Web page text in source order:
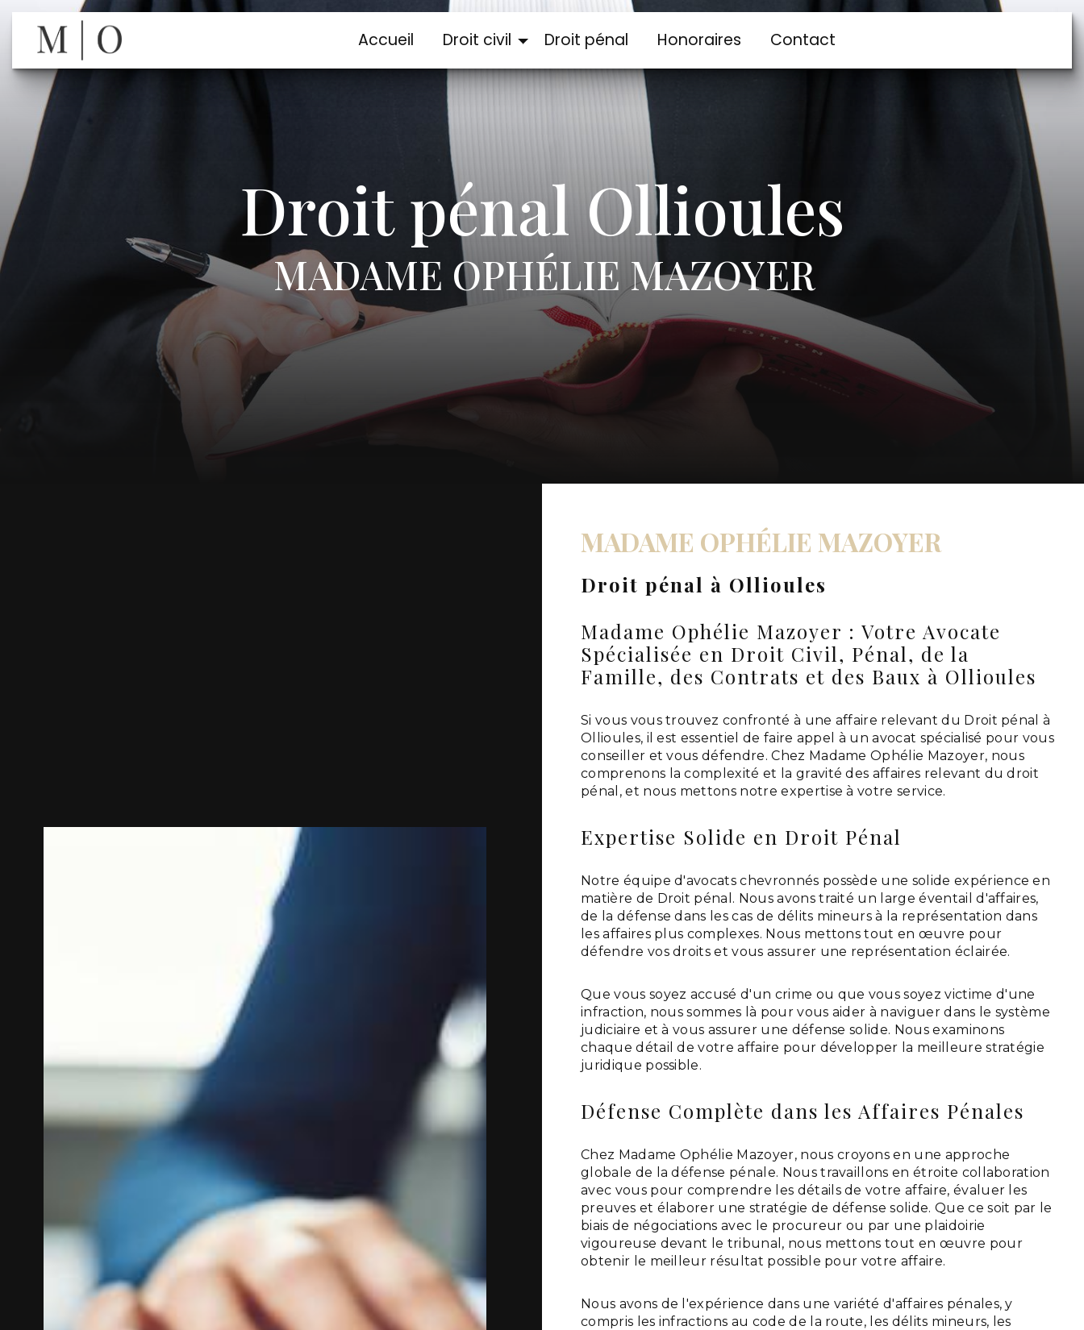
Accueil Droit civil Droit pénal Honoraires Contact
Droit pénal Ollioules
MADAME OPHÉLIE MAZOYER
MADAME OPHÉLIE MAZOYER
Droit pénal à Ollioules
Madame Ophélie Mazoyer : Votre Avocate
Spécialisée en Droit Civil, Pénal, de la
Famille, des Contrats et des Baux à Ollioules
Si vous vous trouvez confronté à une affaire relevant du Droit pénal à
Ollioules, il est essentiel de faire appel à un avocat spécialisé pour vous
conseiller et vous défendre. Chez Madame Ophélie Mazoyer, nous
comprenons la complexité et la gravité des affaires relevant du droit
pénal, et nous mettons notre expertise à votre service.
Expertise Solide en Droit Pénal
Notre équipe d'avocats chevronnés possède une solide expérience en
matière de Droit pénal. Nous avons traité un large éventail d'affaires,
de la défense dans les cas de délits mineurs à la représentation dans
les affaires plus complexes. Nous mettons tout en œuvre pour
défendre vos droits et vous assurer une représentation éclairée.
Que vous soyez accusé d'un crime ou que vous soyez victime d'une
infraction, nous sommes là pour vous aider à naviguer dans le système
judiciaire et à vous assurer une défense solide. Nous examinons
chaque détail de votre affaire pour développer la meilleure stratégie
juridique possible.
Défense Complète dans les Affaires Pénales
Chez Madame Ophélie Mazoyer, nous croyons en une approche
globale de la défense pénale. Nous travaillons en étroite collaboration
avec vous pour comprendre les détails de votre affaire, évaluer les
preuves et élaborer une stratégie de défense solide. Que ce soit par le
biais de négociations avec le procureur ou par une plaidoirie
vigoureuse devant le tribunal, nous mettons tout en œuvre pour
obtenir le meilleur résultat possible pour votre affaire.
Nous avons de l'expérience dans une variété d'affaires pénales, y
compris les infractions au code de la route, les délits mineurs, les
Panneau de gestion des cookies